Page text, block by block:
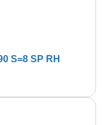
S=8 SP RH